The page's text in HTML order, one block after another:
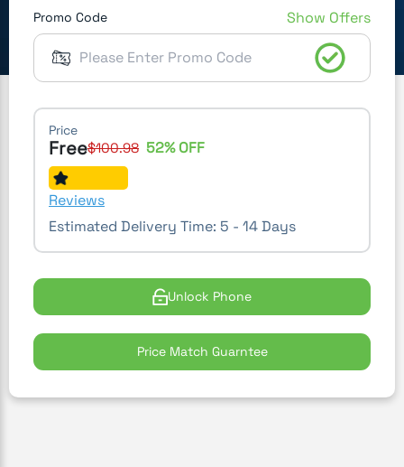
Promo Code Show Offers
Price
Free$100.98 52% OFF
Reviews
Estimated Delivery Time: 5 - 14 Days
Unlock Phone
Price Match Guarntee